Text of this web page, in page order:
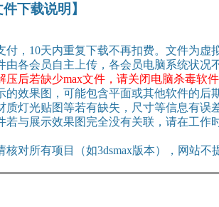
件下载说明】
付，10天内重复下载不再扣费。文件为虚
由各会员自主上传，各会员电脑系统状况
压后若缺少max文件，请关闭电脑杀毒软
的效果图，可能包含平面或其他软件的后
质灯光贴图等若有缺失，尺寸等信息有误
若与展示效果图完全没有关联，请在工作
核对所有项目（如3dsmax版本），网站不